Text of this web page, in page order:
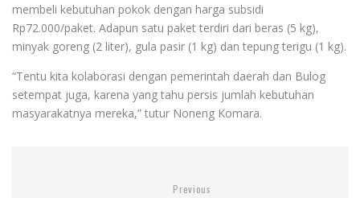
membeli kebutuhan pokok dengan harga subsidi
Rp72.000/paket. Adapun satu paket terdiri dari beras (5 kg),
minyak goreng (2 liter), gula pasir (1 kg) dan tepung terigu (1 kg).
“Tentu kita kolaborasi dengan pemerintah daerah dan Bulog
setempat juga, karena yang tahu persis jumlah kebutuhan
masyarakatnya mereka,” tutur Noneng Komara.
Previous